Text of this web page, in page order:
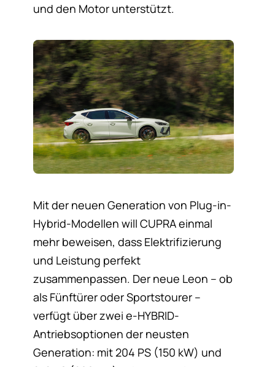
und den Motor unterstützt.
Mit der neuen Generation von Plug-in-
Hybrid-Modellen will CUPRA einmal
mehr beweisen, dass Elektrifizierung
und Leistung perfekt
zusammenpassen. Der neue Leon – ob
als Fünftürer oder Sportstourer –
verfügt über zwei e-HYBRID-
Antriebsoptionen der neusten
Generation: mit 204 PS (150 kW) und